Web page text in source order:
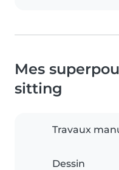
Mes
sitting
Travaux
Dessin